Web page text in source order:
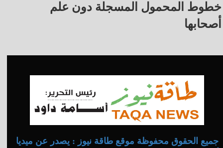
خطوط المحمول المسجلة دون علم
أصحابها
جميع الحقوق محفوظة موقع طاقة نيوز : يصدر عن ميديا